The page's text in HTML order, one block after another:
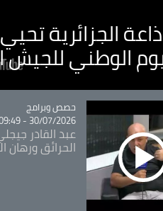
الجزائرية
الوطني
Catégorie
حصص وبرامج
30/07/2026 - 09:49
عبد القادر
الحرائق ورهان